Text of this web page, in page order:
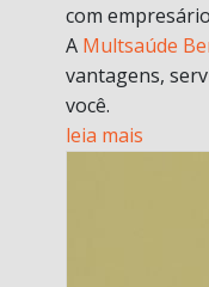
com
A Multsaúde
vantagens,
você.
leia mais